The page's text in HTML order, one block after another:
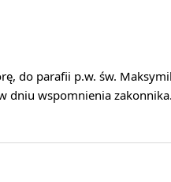
do parafii p.w. św.
dniu wspomnienia